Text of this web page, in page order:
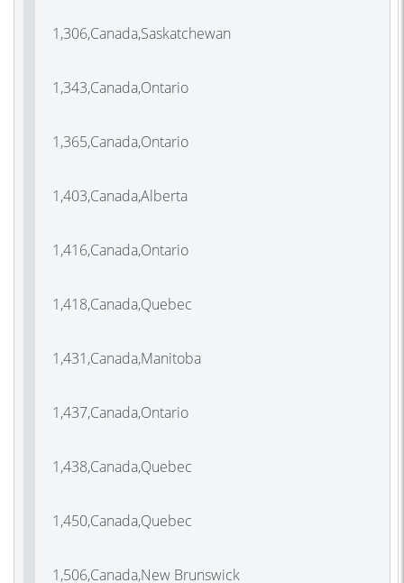
1,306,Canada,Saskatchewan
1,343,Canada,Ontario
1,365,Canada,Ontario
1,403,Canada,Alberta
1,416,Canada,Ontario
1,418,Canada,Quebec
1,431,Canada,Manitoba
1,437,Canada,Ontario
1,438,Canada,Quebec
1,450,Canada,Quebec
1,506,Canada,New Brunswick